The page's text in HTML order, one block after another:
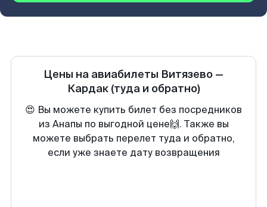
Цены на авиабилеты Витязево —
Кардак (туда и обратно)
😍 Вы можете купить билет без посредников
из Анапы по выгодной цене🙌. Также вы
можете выбрать перелет туда и обратно,
если уже знаете дату возвращения